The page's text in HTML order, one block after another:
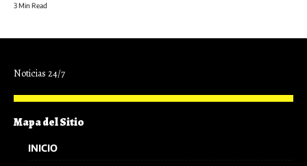
3 Min Read
Noticias 24/7
Mapa del Sitio
INICIO